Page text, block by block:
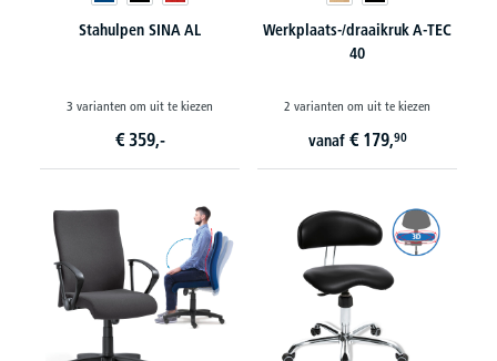
Stahulpen SINA AL
3 varianten om uit te kiezen
€ 359,-
Werkplaats-/draaikruk A-TEC
40
2 varianten om uit te kiezen
vanaf € 179,90